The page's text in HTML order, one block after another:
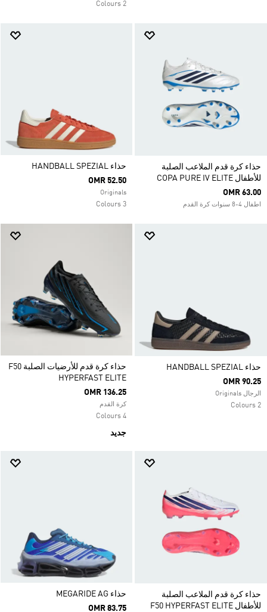
2 Colours
حذاء كرة قدم الملاعب الصلبة
للأطفال COPA PURE IV ELITE
OMR 63.00
اطفال 4-8 سنوات كرة القدم
حذاء HANDBALL SPEZIAL
OMR 52.50
Originals
3 Colours
حذاء HANDBALL SPEZIAL
OMR 90.25
الرجال Originals
2 Colours
حذاء كرة قدم للأرضيات الصلبة F50
HYPERFAST ELITE
OMR 136.25
كرة القدم
4 Colours
جديد
حذاء كرة قدم الملاعب الصلبة
للأطفال F50 HYPERFAST ELITE
حذاء MEGARIDE AG
OMR 83.75